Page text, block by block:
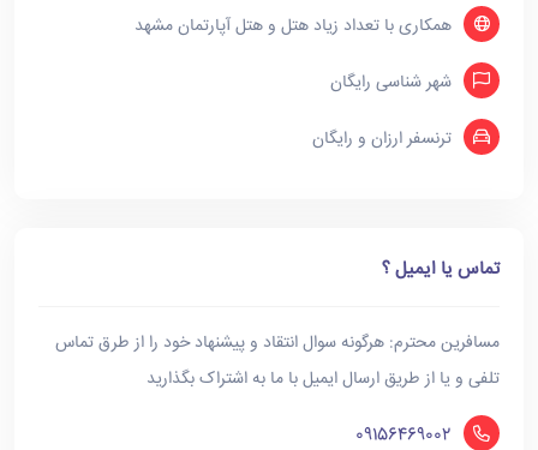
همکاری با تعداد زیاد هتل و هتل آپارتمان مشهد
شهر شناسی رایگان
ترنسفر ارزان و رایگان
تماس یا ایمیل ؟
مسافرین محترم: هرگونه سوال انتقاد و پیشنهاد خود را از طرق تماس
تلفی و یا از طریق ارسال ایمیل با ما به اشتراک بگذارید
09156469002